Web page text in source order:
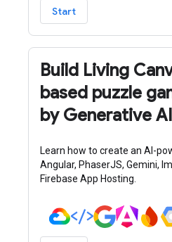
Start
Build Living
based puzzle
by Generative AI
Learn how to create an AI-
Angular, PhaserJS, Gemini,
Firebase App Hosting.